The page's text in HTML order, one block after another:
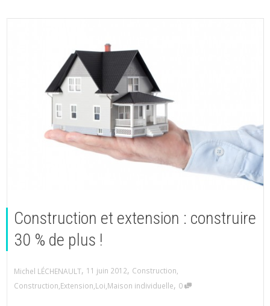
Construction et extension : construire
30 % de plus !
Michel LÉCHENAULT, 11 juin 2012, Construction
Construction Extension Loi Maison individuelle, 0